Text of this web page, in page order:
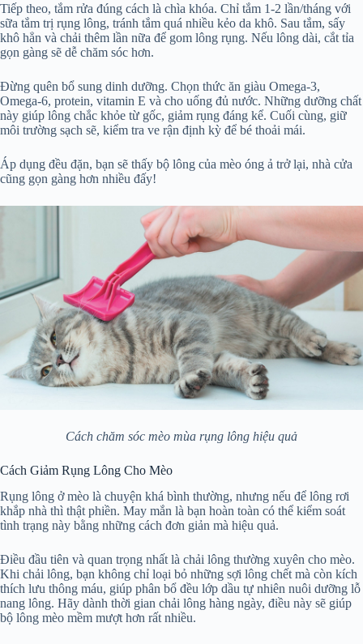
Tiếp theo, tắm rửa đúng cách là chìa khóa. Chỉ tắm 1-2 lần/tháng với
sữa tắm trị rụng lông, tránh tắm quá nhiều kẻo da khô. Sau tắm, sấy
khô hẳn và chải thêm lần nữa để gom lông rụng. Nếu lông dài, cắt tỉa
gọn gàng sẽ dễ chăm sóc hơn.
Đừng quên bổ sung dinh dưỡng. Chọn thức ăn giàu Omega-3,
Omega-6, protein, vitamin E và cho uống đủ nước. Những dưỡng chất
này giúp lông chắc khỏe từ gốc, giảm rụng đáng kể. Cuối cùng, giữ
môi trường sạch sẽ, kiểm tra ve rận định kỳ để bé thoải mái.
Áp dụng đều đặn, bạn sẽ thấy bộ lông của mèo óng ả trở lại, nhà cửa
cũng gọn gàng hơn nhiều đấy!
Cách chăm sóc mèo mùa rụng lông hiệu quả
Cách Giảm Rụng Lông Cho Mèo
Rụng lông ở mèo là chuyện khá bình thường, nhưng nếu để lông rơi
khắp nhà thì thật phiền. May mắn là bạn hoàn toàn có thể kiểm soát
tình trạng này bằng những cách đơn giản mà hiệu quả.
Điều đầu tiên và quan trọng nhất là chải lông thường xuyên cho mèo.
Khi chải lông, bạn không chỉ loại bỏ những sợi lông chết mà còn kích
thích lưu thông máu, giúp phân bổ đều lớp dầu tự nhiên nuôi dưỡng lỗ
nang lông. Hãy dành thời gian chải lông hàng ngày, điều này sẽ giúp
bộ lông mèo mềm mượt hơn rất nhiều.